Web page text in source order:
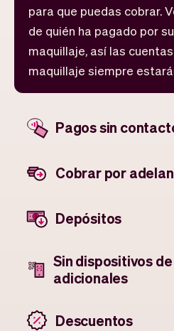
para que puedas cobrar.
de quién ha pagado por
maquillaje, así las
maquillaje siempre
Pagos sin
Cobrar por
Depósitos
Sin dispositivos
adicionales
Descuentos